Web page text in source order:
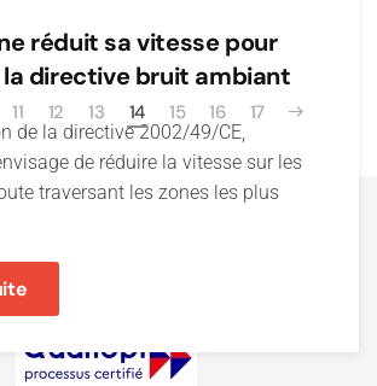
réduit sa vitesse pour
directive bruit ambiant
de la directive 2002/49/CE,
de réduire la vitesse sur les
traversant les zones les plus
11 12 13 14 15 16 17